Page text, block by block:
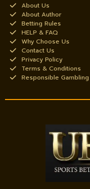
About Us
About Author
Betting Rules
HELP & FAQ
Why Choose Us
Contact Us
Privacy Policy
Terms & Conditions
Responsible Gambling